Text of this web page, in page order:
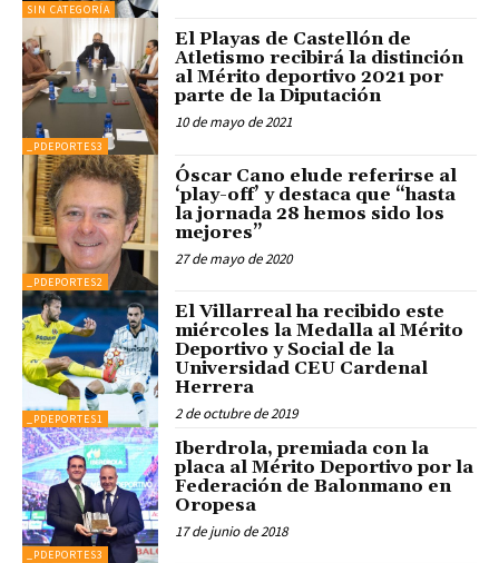
SIN CATEGORÍA
_PDEPORTES3
El Playas de Castellón de
Atletismo recibirá la distinción
al Mérito deportivo 2021 por
parte de la Diputación
10 de mayo de 2021
_PDEPORTES2
Óscar Cano elude referirse al
‘play-off’ y destaca que “hasta
la jornada 28 hemos sido los
mejores”
27 de mayo de 2020
_PDEPORTES1
El Villarreal ha recibido este
miércoles la Medalla al Mérito
Deportivo y Social de la
Universidad CEU Cardenal
Herrera
2 de octubre de 2019
_PDEPORTES3
Iberdrola, premiada con la
placa al Mérito Deportivo por la
Federación de Balonmano en
Oropesa
17 de junio de 2018